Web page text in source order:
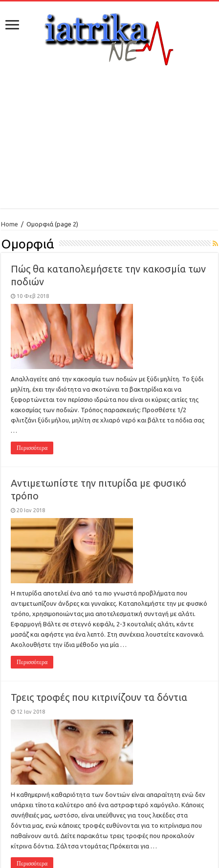
Home / Ομορφιά (page 2)
Ομορφιά
Πώς θα καταπολεμήσετε την κακοσμία των
ποδιών
10 Φεβ 2018
Απαλλαγείτε από την κακοσμία των ποδιών με ξύδι μηλίτη. Το ξύδι
μηλίτη, έχει την ιδιότητα να σκοτώνει τα βακτηρίδια και να
ξεφορτώνεται τον περίσσιο ιδρώτα που είναι οι κύριες αιτίες της
κακοσμίας των ποδιών. Τρόπος παρασκευής: Προσθέστε 1/2
φλιτζάνι ξύδι μήλου, μηλίτη σε χλιαρό νερό και βάλτε τα πόδια σας
…
Περισσότερα
Αντιμετωπίστε την πιτυρίδα με φυσικό
τρόπο
20 Ιαν 2018
Η πιτυρίδα αποτελεί ένα από τα πιο γνωστά προβλήματα που
αντιμετωπίζουν άνδρες και γυναίκες. Καταπολεμήστε την με φυσικό
τρόπο, χρησιμοποιώντας μια αποτελεσματική συνταγή με αλάτι.
Εφαρμογή Βάλτε σε στεγνό κεφάλι, 2-3 κουταλιές αλάτι, κάντε
μασάζ και αφήστε για ένα λεπτό. Στη συνέχεια λουστείτε κανονικά.
Ακολουθήστε την ίδια μέθοδο για μία …
Περισσότερα
Τρεις τροφές που κιτρινίζουν τα δόντια
12 Ιαν 2018
Η καθημερινή καθαριότητα των δοντιών είναι απαραίτητη ενώ δεν
υπάρχει τίποτα καλύτερο από ένα αστραφτερό χαμόγελο. Κάποιες
συνήθειές μας, ωστόσο, είναι υπεύθυνες για τους λεκέδες στα
δόντια μας, ενώ κάποιες τροφές ευθύνονται για το κιτρίνισμα που
παθαίνουν αυτά. Δείτε παρακάτω τρεις τροφές που προκαλούν
κίτρινα δόντια. Σάλτσα ντομάτας Πρόκειται για …
Περισσότερα